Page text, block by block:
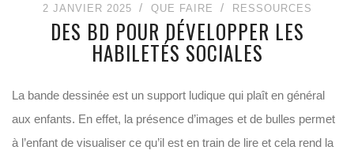
2 JANVIER 2025 QUE FAIRE RESSOURCES
DES BD POUR DÉVELOPPER LES
HABILETÉS SOCIALES
La bande dessinée est un support ludique qui plaît en général
aux enfants. En effet, la présence d’images et de bulles permet
à l’enfant de visualiser ce qu’il est en train de lire et cela rend la